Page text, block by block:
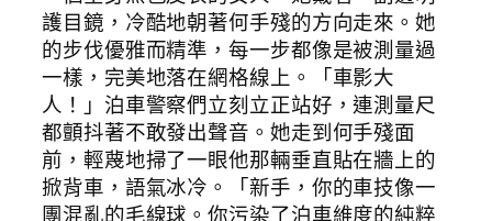
護目鏡，冷酷地朝著何手殘的方向走來。她
的步伐優雅而精準，每一步都像是被測量過
一樣，完美地落在網格線上。「車影大
人！」泊車警察們立刻立正站好，連測量尺
都顫抖著不敢發出聲音。她走到何手殘面
前，輕蔑地掃了一眼他那輛垂直貼在牆上的
掀背車，語氣冰冷。「新手，你的車技像一
團混亂的毛線球。你污染了泊車維度的純粹